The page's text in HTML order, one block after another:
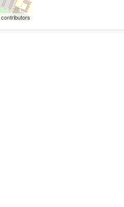
contributors